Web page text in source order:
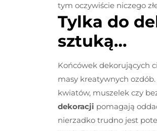
tym oczywiście niczego
Tylka do
sztuką…
Końcówek dekorujących
masy kreatywnych
kwiatów, muszelek czy
dekoracji pomagają
nierzadko trudno jest